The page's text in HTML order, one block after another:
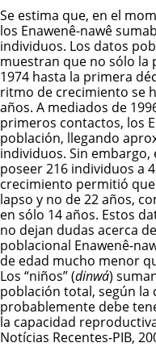
Se estima que, en el
los Enawenê-nawê
individuos. Los datos
muestran que no sólo la
1974 hasta la primera
ritmo de crecimiento se
años. A mediados de
primeros contactos, los
población, llegando
individuos. Sin embargo,
poseer 216 individuos a
crecimiento permitió
lapso y no de 22 años,
en sólo 14 años. Estos
no dejan dudas acerca
poblacional Enawenê-
de edad mucho menor
Los “niños” (dinwá)
población total, según la
probablemente debe
la capacidad
Notícias Recentes-PIB,